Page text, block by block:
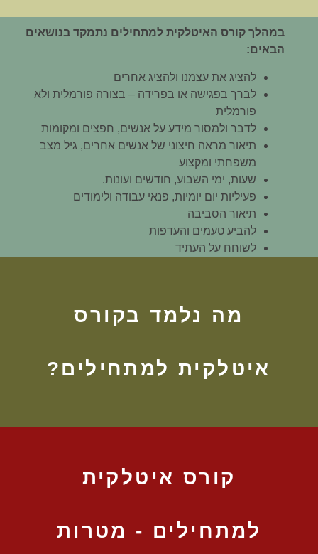
במהלך קורס האיטלקית למתחילים נתמקד בנושאים
הבאים:
להציג את עצמנו ולהציג אחרים
לברך בפגישה או בפרידה – בצורה פורמלית ולא
פורמלית
לדבר ולמסור מידע על אנשים, חפצים ומקומות
תיאור מראה חיצוני של אנשים אחרים, גיל מצב
משפחתי ומקצוע
שעות, ימי השבוע, חודשים ועונות.
פעיליות יום יומיות, פנאי עבודה ולימודים
תיאור הסביבה
להביע טעמים והעדפות
לשוחח על העתיד
מה נלמד בקורס
איטלקית למתחילים?
קורס איטלקית
למתחילים - מטרות